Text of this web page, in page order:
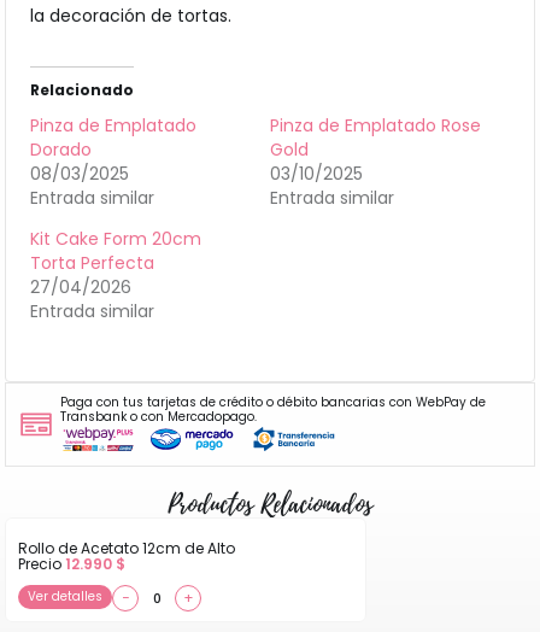
la decoración de tortas.
Relacionado
Pinza de Emplatado
Dorado
08/03/2025
Entrada similar
Pinza de Emplatado Rose
Gold
03/10/2025
Entrada similar
Kit Cake Form 20cm
Torta Perfecta
27/04/2026
Entrada similar
Paga con tus tarjetas de crédito o débito bancarias con WebPay de
Transbank o con Mercadopago.
Productos Relacionados
Rollo de Acetato 12cm de Alto
Precio 12.990 $
Ver detalles − +